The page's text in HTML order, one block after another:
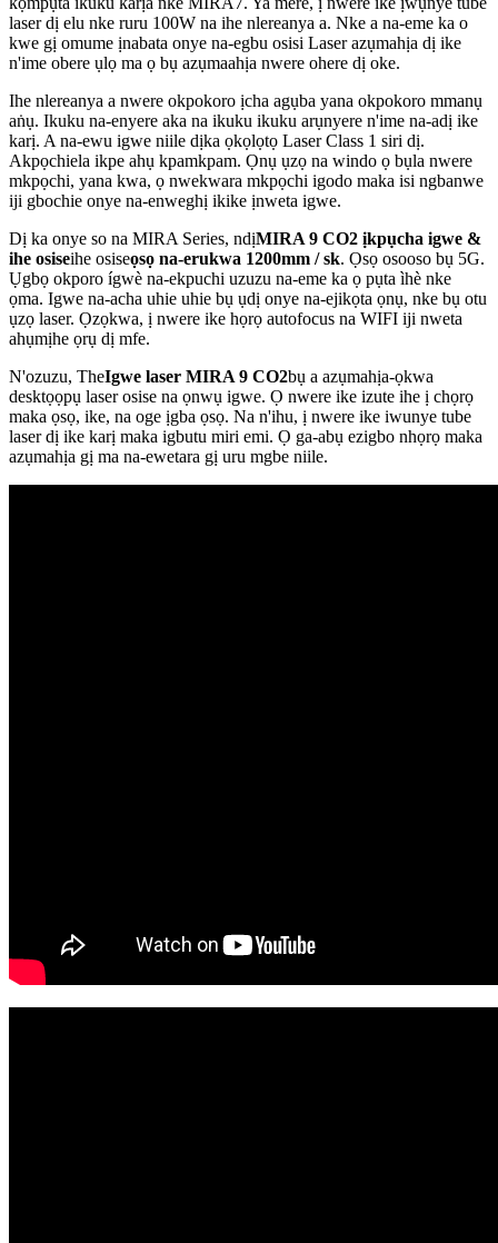
laser dị elu nke ruru 100W na ihe nlereanya a. Nke a na-eme ka o
kwe gị omume ịnabata onye na-egbu osisi Laser azụmahịa dị ike
n'ime obere ụlọ ma ọ bụ azụmaahịa nwere ohere dị oke.
Ihe nlereanya a nwere okpokoro ịcha agụba yana okpokoro mmanụ
aṅụ. Ikuku na-enyere aka na ikuku ikuku arụnyere n'ime na-adị ike
karị. A na-ewu igwe niile dịka ọkọlọtọ Laser Class 1 siri dị.
Akpọchiela ikpe ahụ kpamkpam. Ọnụ ụzọ na windo ọ bụla nwere
mkpọchi, yana kwa, ọ nwekwara mkpọchi igodo maka isi ngbanwe
iji gbochie onye na-enweghị ikike ịnweta igwe.
Dị ka onye so na MIRA Series, ndịMIRA 9 CO2 ịkpụcha igwe &
ihe osiseihe osiseọsọ na-erukwa 1200mm / sk. Ọsọ osooso bụ 5G.
Ụgbọ okporo ígwè na-ekpuchi uzuzu na-eme ka ọ pụta ìhè nke
ọma. Igwe na-acha uhie uhie bụ ụdị onye na-ejikọta ọnụ, nke bụ otu
ụzọ laser. Ọzọkwa, ị nwere ike họrọ autofocus na WIFI iji nweta
ahụmịhe ọrụ dị mfe.
N'ozuzu, TheIgwe laser MIRA 9 CO2bụ a azụmahịa-ọkwa
desktọọpụ laser osise na ọnwụ igwe. Ọ nwere ike izute ihe ị chọrọ
maka ọsọ, ike, na oge ịgba ọsọ. Na n'ihu, ị nwere ike iwunye tube
laser dị ike karị maka igbutu miri emi. Ọ ga-abụ ezigbo nhọrọ maka
azụmahịa gị ma na-ewetara gị uru mgbe niile.